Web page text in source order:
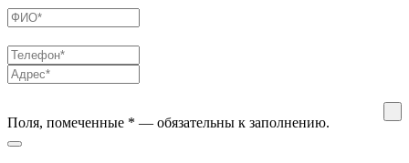
Поля, помеченные * — обязательны к заполнению.